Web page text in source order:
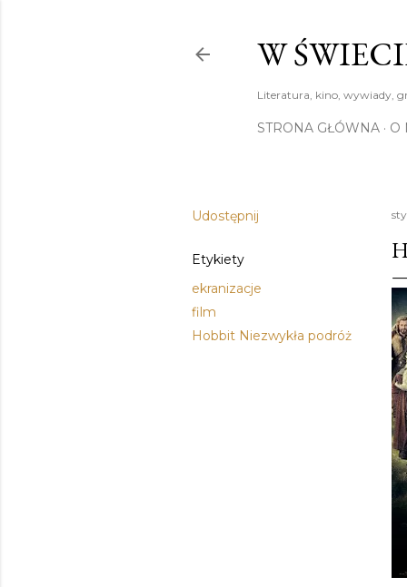
W
Literatura, kino, wywiady,
STRONA GŁÓWNA O
Udostępnij
Etykiety
ekranizacje
film
Hobbit Niezwykła podróż